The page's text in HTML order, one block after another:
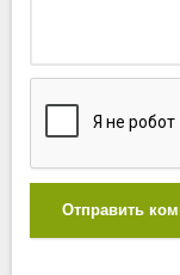
Отправить